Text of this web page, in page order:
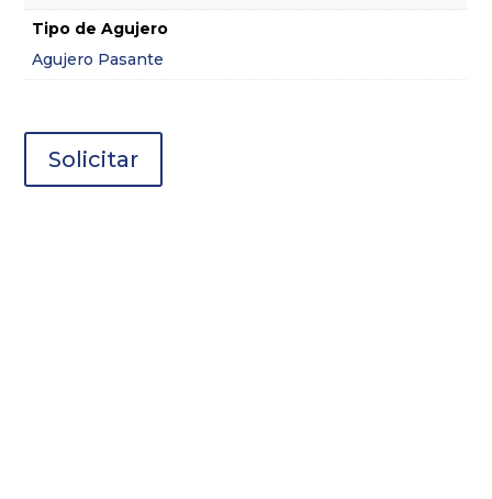
Tipo de Agujero
Agujero Pasante
Solicitar